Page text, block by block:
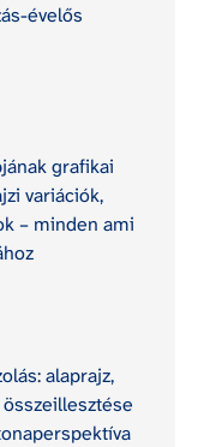
évelős
grafikai
variációk,
– minden ami
alaprajz,